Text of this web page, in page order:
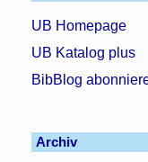
UB Homepage
UB Katalog plus
BibBlog
Archiv